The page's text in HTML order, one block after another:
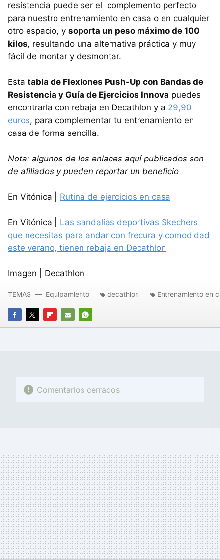
resistencia puede ser el complemento perfecto
para nuestro entrenamiento en casa o en cualquier
otro espacio, y soporta un peso máximo de 100
kilos, resultando una alternativa práctica y muy
fácil de montar y desmontar.
Esta tabla de Flexiones Push-Up con Bandas de
Resistencia y Guía de Ejercicios Innova puedes
encontrarla con rebaja en Decathlon y a 29,90
euros, para complementar tu entrenamiento en
casa de forma sencilla.
Nota: algunos de los enlaces aquí publicados son
de afiliados y pueden reportar un beneficio
En Vitónica | Rutina de ejercicios en casa
En Vitónica | Las sandalias deportivas Skechers
que necesitas para andar con frecura y comodidad
este verano, tienen rebaja en Decathlon
Imagen | Decathlon
FACEBOOK
TWITTERFLIPBOARD
E-
WHATSAPP
TEMAS Equipamiento decathlon Entrenamiento en
Comentarios cerrados